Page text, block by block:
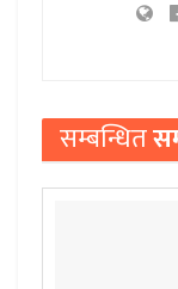
सम्बन्धित